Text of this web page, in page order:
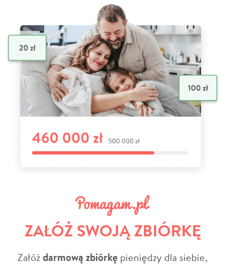
ZAŁÓŻ SWOJĄ ZBIÓRKĘ
Załóżdarmową zbiórkę pieniędzy dla siebie,